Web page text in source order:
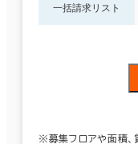
一括請求リスト
※募集フロアや面積、